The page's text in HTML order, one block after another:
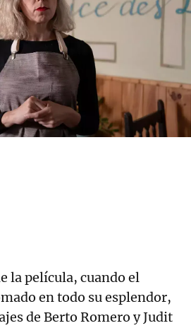
la película, cuando el
en todo su esplendor,
de Berto Romero y Judit